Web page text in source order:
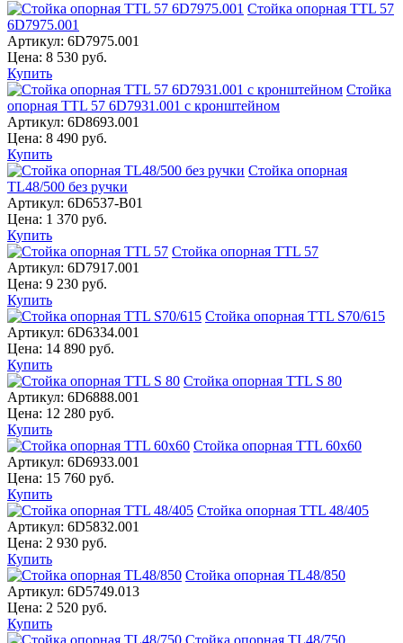
Стойка опорная TTL 57
6D7975.001
Артикул: 6D7975.001
Цена: 8 530 руб.
Купить
Стойка
опорная TTL 57 6D7931.001 с кронштейном
Артикул: 6D8693.001
Цена: 8 490 руб.
Купить
Стойка опорная
TL48/500 без ручки
Артикул: 6D6537-B01
Цена: 1 370 руб.
Купить
Стойка опорная TTL 57
Артикул: 6D7917.001
Цена: 9 230 руб.
Купить
Стойка опорная TTL S70/615
Артикул: 6D6334.001
Цена: 14 890 руб.
Купить
Стойка опорная TTL S 80
Артикул: 6D6888.001
Цена: 12 280 руб.
Купить
Стойка опорная TTL 60x60
Артикул: 6D6933.001
Цена: 15 760 руб.
Купить
Стойка опорная TTL 48/405
Артикул: 6D5832.001
Цена: 2 930 руб.
Купить
Стойка опорная TL48/850
Артикул: 6D5749.013
Цена: 2 520 руб.
Купить